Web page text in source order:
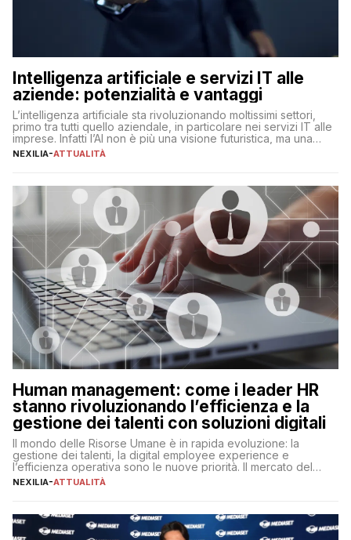
Intelligenza artificiale e servizi IT alle
aziende: potenzialità e vantaggi
L’intelligenza artificiale sta rivoluzionando moltissimi settori,
primo tra tutti quello aziendale, in particolare nei servizi IT alle
imprese. Infatti l’AI non è più una visione futuristica, ma una
realtà operativa che sta portando a un cambio significativo in
operazioni, bensì comporta […]
NEXILIA-ATTUALITÀ
Human management: come i leader HR
stanno rivoluzionando l’efficienza e la
gestione dei talenti con soluzioni digitali
Il mondo delle Risorse Umane è in rapida evoluzione: la
gestione dei talenti, la digital employee experience e
l’efficienza operativa sono le nuove priorità. Il mercato del
lavoro, d’altra parte, è sempre più competitivo con una lotta
NEXILIA-ATTUALITÀ